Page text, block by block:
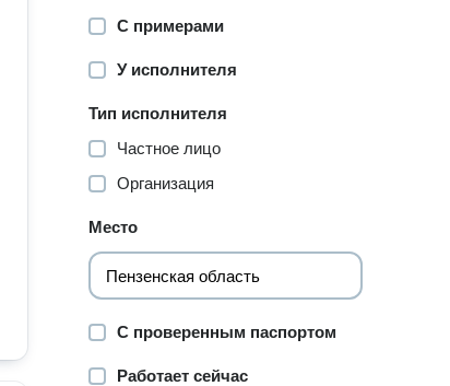
С примерами
У исполнителя
Тип исполнителя
Частное лицо
Организация
Место
С проверенным паспортом
Работает сейчас